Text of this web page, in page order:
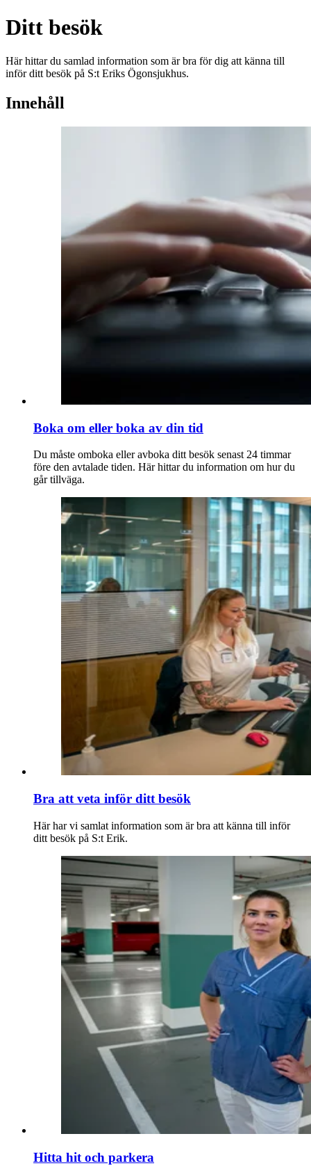
Ditt besök
Här hittar du samlad information som är bra för dig att känna till
inför ditt besök på S:t Eriks Ögonsjukhus.
Innehåll
Boka om eller boka av din tid
Du måste omboka eller avboka ditt besök senast 24 timmar
före den avtalade tiden. Här hittar du information om hur du
går tillväga.
Bra att veta inför ditt besök
Här har vi samlat information som är bra att känna till inför
ditt besök på S:t Erik.
Hitta hit och parkera